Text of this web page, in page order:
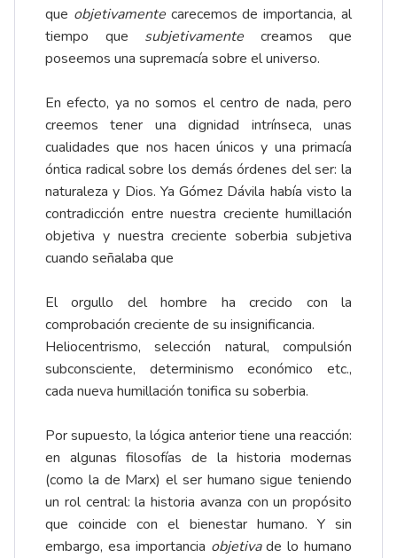
que objetivamentecarecemos de importancia, al
tiempo que subjetivamente creamos que
poseemos una supremacía sobre el universo.
En efecto, ya no somos el centro de nada, pero
creemos tener una dignidad intrínseca, unas
cualidades que nos hacen únicos y una primacía
óntica radical sobre los demás órdenes del ser: la
naturaleza y Dios. Ya Gómez Dávila había visto la
contradicción entre nuestra creciente humillación
objetiva y nuestra creciente soberbia subjetiva
cuando señalaba que
El orgullo del hombre ha crecido con la
comprobación creciente de su insignificancia.
Heliocentrismo, selección natural, compulsión
subconsciente, determinismo económico etc.,
cada nueva humillación tonifica su soberbia.
Por supuesto, la lógica anterior tiene una reacción:
en algunas filosofías de la historia modernas
(como la de Marx) el ser humano sigue teniendo
un rol central: la historia avanza con un propósito
que coincide con el bienestar humano. Y sin
embargo, esa importancia objetivade lo humano